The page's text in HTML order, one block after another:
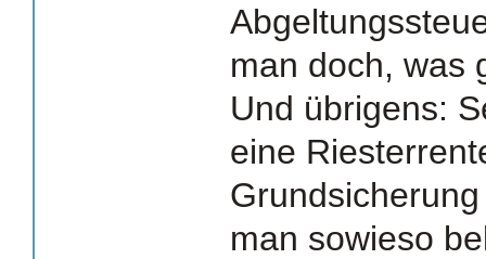
man doch, was
Und übrigens:
eine
man sowieso